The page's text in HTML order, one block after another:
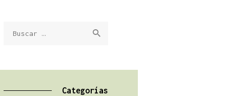
Categorías